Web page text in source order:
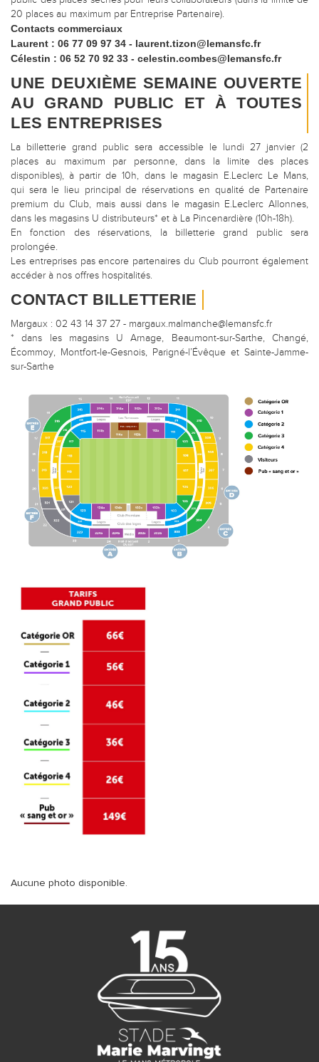
20 places au maximum par Entreprise Partenaire).
Contacts commerciaux
Laurent : 06 77 09 97 34 - laurent.tizon@lemansfc.fr
Célestin : 06 52 70 92 33 - celestin.combes@lemansfc.fr
UNE DEUXIÈME SEMAINE OUVERTE
AU GRAND PUBLIC ET À TOUTES
LES ENTREPRISES
La billetterie grand public sera accessible le lundi 27 janvier (2
places au maximum par personne, dans la limite des places
disponibles), à partir de 10h, dans le magasin E.Leclerc Le Mans,
qui sera le lieu principal de réservations en qualité de Partenaire
premium du Club, mais aussi dans le magasin E.Leclerc Allonnes,
dans les magasins U distributeurs* et à La Pincenardière (10h-18h).
En fonction des réservations, la billetterie grand public sera
prolongée.
Les entreprises pas encore partenaires du Club pourront également
accéder à nos offres hospitalités.
CONTACT BILLETTERIE
Margaux : 02 43 14 37 27 - margaux.malmanche@lemansfc.fr
* dans les magasins U Arnage, Beaumont-sur-Sarthe, Changé,
Écommoy, Montfort-le-Gesnois, Parigné-l’Évêque et Sainte-Jamme-
sur-Sarthe
Aucune photo disponible.